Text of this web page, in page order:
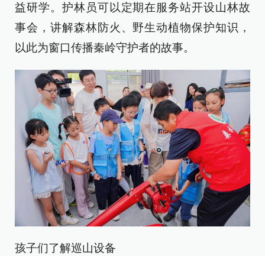
益研学。护林员可以定期在服务站开设山林故
事会，讲解森林防火、野生动植物保护知识，
以此为窗口传播秦岭守护者的故事。
孩子们了解巡山设备